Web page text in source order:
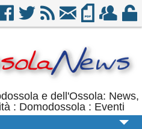
e dell'Ossola: News,
: Domodossola : Eventi